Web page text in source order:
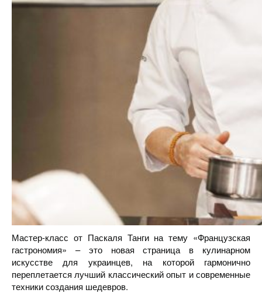
Мастер-класс от Паскаля Танги на тему «Французская
гастрономия» – это новая страница в кулинарном
искусстве для украинцев, на которой гармонично
переплетается лучший классический опыт и современные
техники создания шедевров.